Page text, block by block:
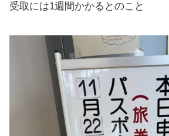
受取には1週間かかるとのこと